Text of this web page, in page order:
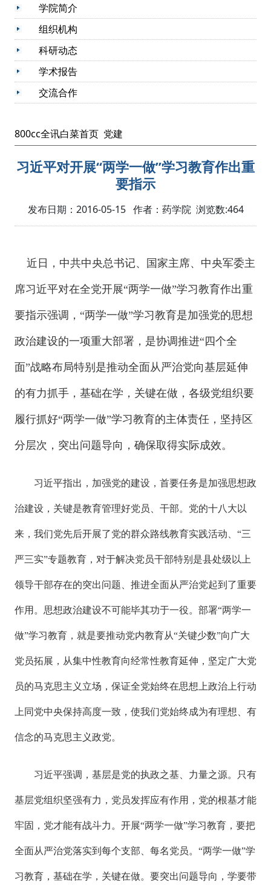
学院简介
组织机构
科研动态
学术报告
交流合作
800cc全讯白菜首页 党建
习近平对开展“两学一做”学习教育作出重
要指示
发布日期：2016-05-15 作者：药学院 浏览数:464
近日，中共中央总书记、国家主席、中央军委主
席习近平对在全党开展“两学一做”学习教育作出重
要指示强调，“两学一做”学习教育是加强党的思想
政治建设的一项重大部署，是协调推进“四个全
面”战略布局特别是推动全面从严治党向基层延伸
的有力抓手，基础在学，关键在做，各级党组织要
履行抓好“两学一做”学习教育的主体责任，坚持区
分层次，突出问题导向，确保取得实际成效。
习近平指出，加强党的建设，首要任务是加强思想政
治建设，关键是教育管理好党员、干部。党的十八大以
来，我们党先后开展了党的群众路线教育实践活动、“三
严三实”专题教育，对于解决党员干部特别是县处级以上
领导干部存在的突出问题、推进全面从严治党起到了重要
作用。思想政治建设不可能毕其功于一役。部署“两学一
做”学习教育，就是要推动党内教育从“关键少数”向广大
党员拓展，从集中性教育向经常性教育延伸，坚定广大党
员的马克思主义立场，保证全党始终在思想上政治上行动
上同党中央保持高度一致，使我们党始终成为有理想、有
信念的马克思主义政党。
习近平强调，基层是党的执政之基、力量之源。只有
基层党组织坚强有力，党员发挥应有作用，党的根基才能
牢固，党才能有战斗力。开展“两学一做”学习教育，要把
全面从严治党落实到每个支部、每名党员。“两学一做”学
习教育，基础在学，关键在做。要突出问题导向，学要带